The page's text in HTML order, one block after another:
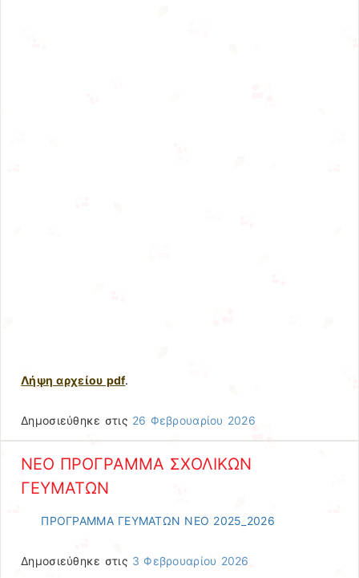
Λήψη αρχείου pdf.
Δημοσιεύθηκε στις 26 Φεβρουαρίου 2026
ΝΕΟ ΠΡΟΓΡΑΜΜΑ ΣΧΟΛΙΚΩΝ
ΓΕΥΜΑΤΩΝ
ΠΡΟΓΡΑΜΜΑ ΓΕΥΜΑΤΩΝ ΝΕΟ 2025_2026
Δημοσιεύθηκε στις 3 Φεβρουαρίου 2026